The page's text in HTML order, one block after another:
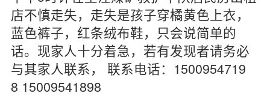
店不慎走失，走失是孩子穿橘黄色上衣，
蓝色裤子，红条绒布鞋，只会说简单的
话。现家人十分着急，若有发现者请务必
与其家人联系， 联系电话：1500954719
8 15009541898